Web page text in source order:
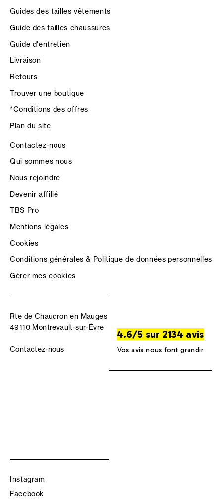
Guides des tailles vêtements
Guide des tailles chaussures
Guide d'entretien
Livraison
Retours
Trouver une boutique
*Conditions des offres
Plan du site
Contactez-nous
Qui sommes nous
Nous rejoindre
Devenir affilié
TBS Pro
Mentions légales
Cookies
Conditions générales & Politique de données personnelles
Gérer mes cookies
Rte de Chaudron en Mauges
49110 Montrevault-sur-Èvre
Contactez-nous
4.6/5 sur 2134 avis
Vos avis nous font grandir
Instagram
Facebook